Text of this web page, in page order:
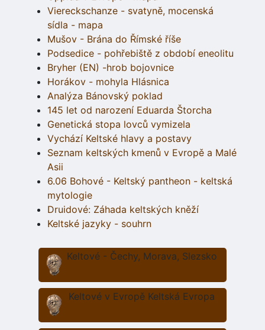
Viereckschanze - svatyně, mocenská
sídla - mapa
Mušov - Brána do Římské říše
Podsedice - pohřebiště z období eneolitu
Bryher (EN) -hrob bojovnice
Horákov - mohyla Hlásnica
Analýza Bánovský poklad
145 let od narození Eduarda Štorcha
Genetická stopa lovců vymizela
Vychází Keltské hlavy a postavy
Seznam keltských kmenů v Evropě a Malé
Asii
6.06 Bohové - Keltský pantheon - keltská
mytologie
Druidové: Záhada keltských kněží
Keltské jazyky - souhrn
Keltové - Čechy, Morava, Slezsko
Keltové v Evropě Keltská Evropa